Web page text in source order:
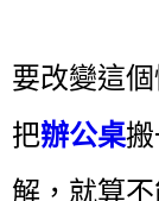
要改變這
把辦公桌
解，就算